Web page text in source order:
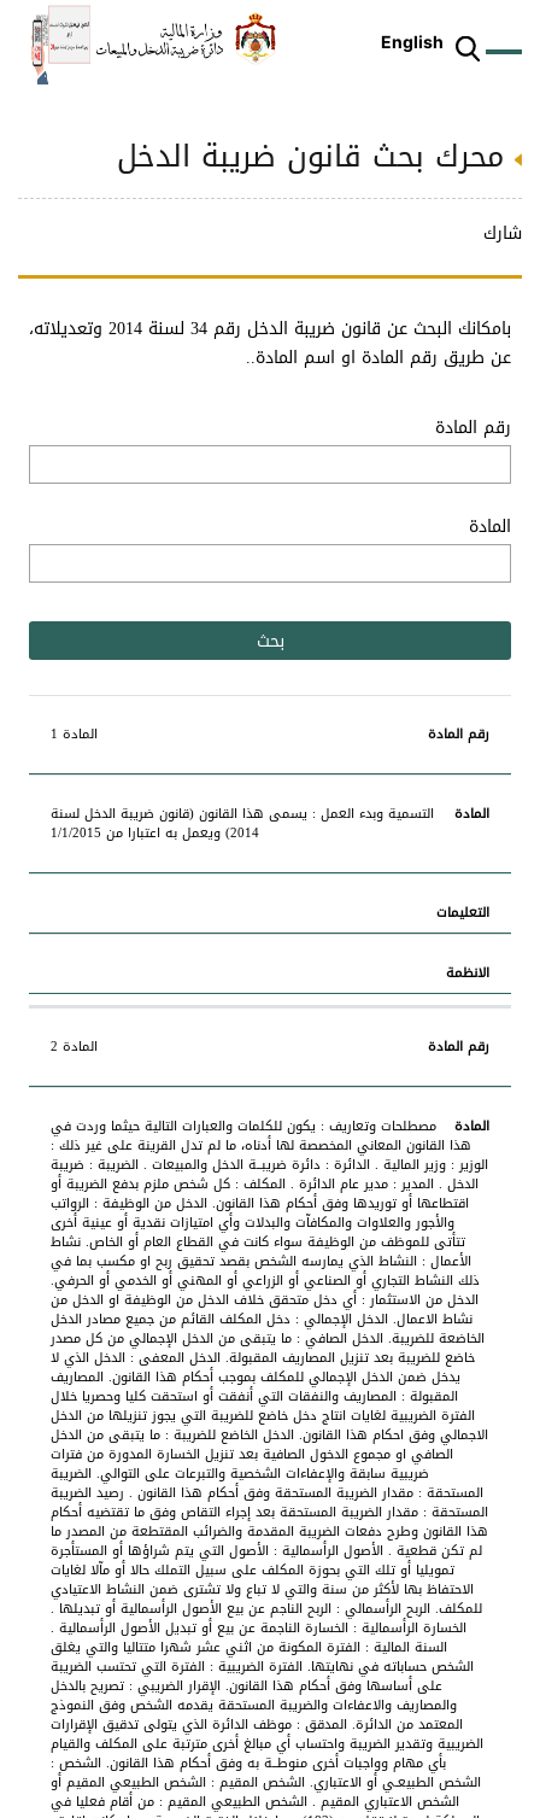
English
محرك بحث قانون ضريبة الدخل
شارك
بامكانك البحث عن قانون ضريبة الدخل رقم 34 لسنة 2014 وتعديلاته،
عن طريق رقم المادة او اسم المادة..
رقم المادة
المادة
رقم
المادة
المادة 1
التسمية وبدء العمل : يسمى هذا القانون (قانون ضريبة الدخل لسنة
2014) ويعمل به اعتبارا من 1/1/2015
المادة 2
مصطلحات وتعاريف : يكون للكلمات والعبارات التالية حيثما وردت في
هذا القانون المعاني المخصصة لها أدناه، ما لم تدل القرينة على غير ذلك :
الوزير : وزير المالية . الدائرة : دائرة ضريبــة الدخل والمبيعات . الضريبة : ضريبة
الدخل . المدير : مدير عام الدائرة . المكلف : كل شخص ملزم بدفع الضريبة أو
اقتطاعها أو توريدها وفق أحكام هذا القانون. الدخل من الوظيفة : الرواتب
والأجور والعلاوات والمكافآت والبدلات وأي امتيازات نقدية أو عينية أخرى
تتأتى للموظف من الوظيفة سواء كانت في القطاع العام أو الخاص. نشاط
الأعمال : النشاط الذي يمارسه الشخص بقصد تحقيق ربح او مكسب بما في
ذلك النشاط التجاري أو الصناعي أو الزراعي أو المهني أو الخدمي أو الحرفي.
الدخل من الاستثمار : أي دخل متحقق خلاف الدخل من الوظيفة او الدخل من
نشاط الاعمال. الدخل الإجمالي : دخل المكلف القائم من جميع مصادر الدخل
الخاضعة للضريبة. الدخل الصافي : ما يتبقى من الدخل الإجمالي من كل مصدر
خاضع للضريبة بعد تنزيل المصاريف المقبولة. الدخل المعفى : الدخل الذي لا
يدخل ضمن الدخل الإجمالي للمكلف بموجب أحكام هذا القانون. المصاريف
المقبولة : المصاريف والنفقات التي أنفقت أو استحقت كليا وحصريا خلال
الفترة الضريبية لغايات انتاج دخل خاضع للضريبة التي يجوز تنزيلها من الدخل
الاجمالي وفق احكام هذا القانون. الدخل الخاضع للضريبة : ما يتبقى من الدخل
الصافي او مجموع الدخول الصافية بعد تنزيل الخسارة المدورة من فترات
ضريبية سابقة والإعفاءات الشخصية والتبرعات على التوالي. الضريبة
المستحقة : مقدار الضريبة المستحقة وفق أحكام هذا القانون . رصيد الضريبة
المستحقة : مقدار الضريبة المستحقة بعد إجراء التقاص وفق ما تقتضيه أحكام
هذا القانون وطرح دفعات الضريبة المقدمة والضرائب المقتطعة من المصدر ما
لم تكن قطعية . الأصول الرأسمالية : الأصول التي يتم شراؤها أو المستأجرة
تمويليا أو تلك التي بحوزة المكلف على سبيل التملك حالا أو مآلا لغايات
الاحتفاظ بها لأكثر من سنة والتي لا تباع ولا تشترى ضمن النشاط الاعتيادي
للمكلف. الربح الرأسمالي : الربح الناجم عن بيع الأصول الرأسمالية أو تبديلها .
الخسارة الرأسمالية : الخسارة الناجمة عن بيع أو تبديل الأصول الرأسمالية .
السنة المالية : الفترة المكونة من اثني عشر شهرا متتاليا والتي يغلق
الشخص حساباته في نهايتها. الفترة الضريبية : الفترة التي تحتسب الضريبة
على أساسها وفق أحكام هذا القانون. الإقرار الضريبي : تصريح بالدخل
والمصاريف والاعفاءات والضريبة المستحقة يقدمه الشخص وفق النموذج
المعتمد من الدائرة. المدقق : موظف الدائرة الذي يتولى تدقيق الإقرارات
الضريبية وتقدير الضريبة واحتساب أي مبالغ أخرى مترتبة على المكلف والقيام
بأي مهام وواجبات أخرى منوطــة به وفق أحكام هذا القانون. الشخص :
الشخص الطبيعـي أو الاعتباري. الشخص المقيم : الشخص الطبيعي المقيم أو
الشخص الاعتباري المقيم . الشخص الطبيعي المقيم : من أقام فعليا في